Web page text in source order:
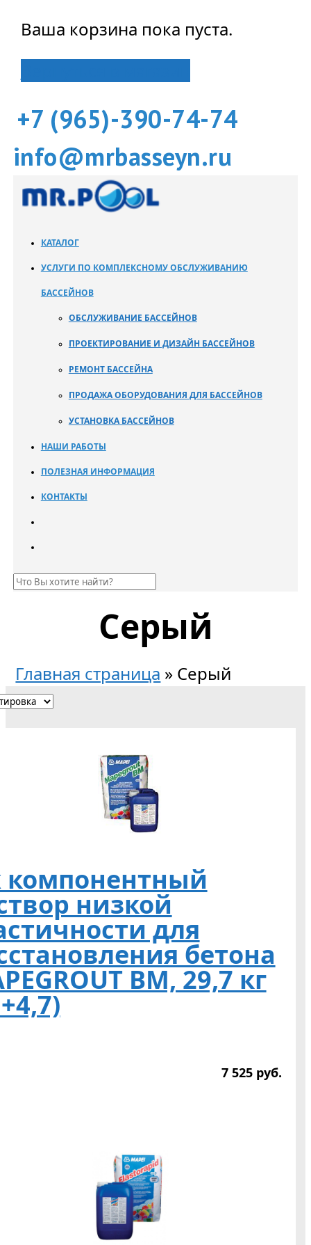
Ваша корзина пока пуста.
+7 (965)-390-74-74
info@mrbasseyn.ru
КАТАЛОГ
УСЛУГИ ПО КОМПЛЕКСНОМУ ОБСЛУЖИВАНИЮ
БАССЕЙНОВ
ОБСЛУЖИВАНИЕ БАССЕЙНОВ
ПРОЕКТИРОВАНИЕ И ДИЗАЙН БАССЕЙНОВ
РЕМОНТ БАССЕЙНА
ПРОДАЖА ОБОРУДОВАНИЯ ДЛЯ БАССЕЙНОВ
УСТАНОВКА БАССЕЙНОВ
НАШИ РАБОТЫ
ПОЛЕЗНАЯ ИНФОРМАЦИЯ
КОНТАКТЫ
Серый
Главная страница » Серый
компонентный
низкой
для
бетона
BM, 29,7 кг
7 525 руб.